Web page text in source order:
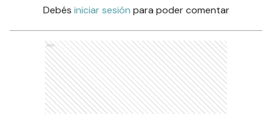
Debés iniciar sesión para poder comentar
Ads